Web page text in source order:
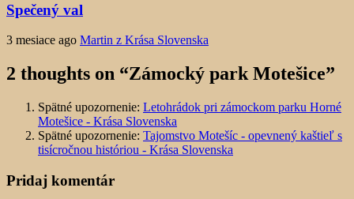
Spečený val
3 mesiace ago Martin z Krása Slovenska
2 thoughts on “Zámocký park Motešice”
Spätné upozornenie: Letohrádok pri zámockom parku Horné
Motešice - Krása Slovenska
Spätné upozornenie: Tajomstvo Motešíc - opevnený kaštieľ s
tisícročnou históriou - Krása Slovenska
Pridaj komentár